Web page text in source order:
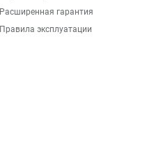
Расширенная гарантия
Правила эксплуатации